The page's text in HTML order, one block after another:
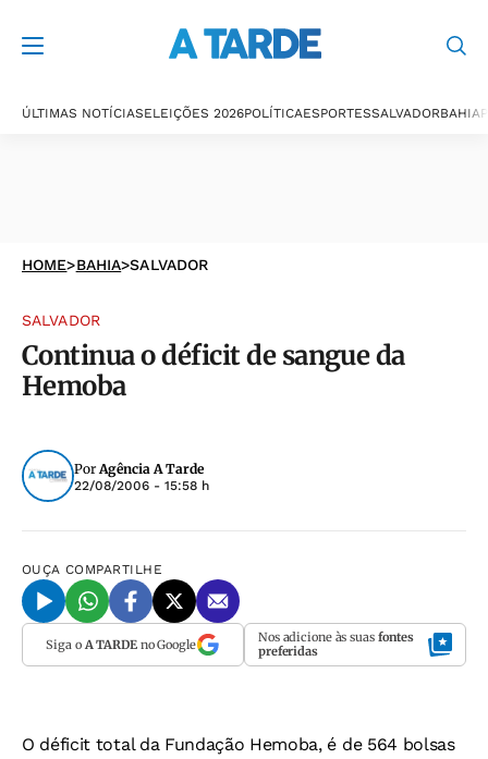
ÚLTIMAS NOTÍCIASELEIÇÕES 2026POLÍTICAESPORTESSALVADORBAHIA
HOME>BAHIA>SALVADOR
SALVADOR
Continua o déficit de sangue da
Hemoba
PorAgência A Tarde
22/08/2006 - 15:58 h
OUÇA COMPARTILHE
Siga o A TARDEno Google Nos adicione às suas fontes
preferidas
O déficit total da Fundação Hemoba, é de 564 bolsas